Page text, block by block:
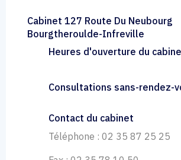
Cabinet 127 Route Du Neubourg
Bourgtheroulde-Infreville
Heures d'ouverture du
Consultations sans-rendez-
Contact du cabinet
Téléphone : 02 35 87 25 25